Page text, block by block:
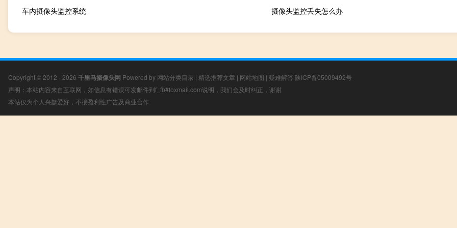
车内摄像头监控系统 摄像头监控丢失怎么办
Copyright © 2012 - 2026 千里马摄像头网 Powered by 网站分类目录 | 精选推荐文章 | 网站地图 | 疑难解答 陕ICP备05009492号
声明：本站内容来自互联网，如信息有错误可发邮件到f_fb#foxmail.com说明，我们会及时纠正，谢谢
本站仅为个人兴趣爱好，不接盈利性广告及商业合作